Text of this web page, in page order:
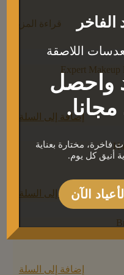
قراءة المزيد
إضافة إلى السلة
إضافة إلى السلة
إضافة إلى السلة
اللاصقة
واحصل
فاخرة، مختارة بعناية
أنيق كل يوم.
الآن